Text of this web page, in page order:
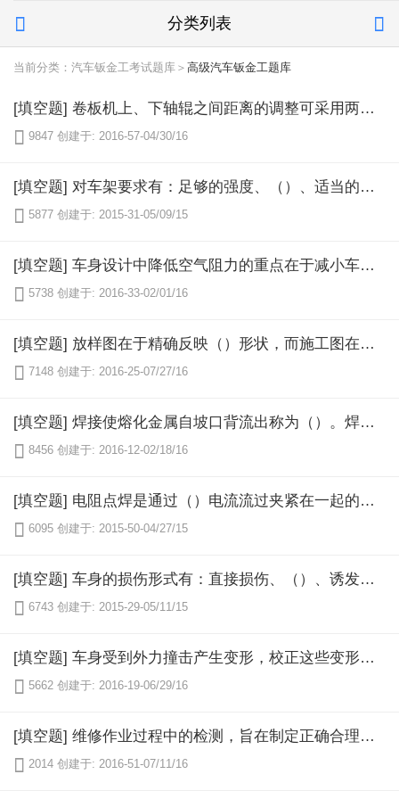
 分类列表 
当前分类：汽车钣金工考试题库＞ 高级汽车钣金工题库
[填空题] 卷板机上、下轴辊之间距离的调整可采用两种方法，即用（）调整和（）调整。
 9847 创建于: 2016-57-04/30/16
[填空题] 对车架要求有：足够的强度、（）、适当的扭转刚度和（）。
 5877 创建于: 2015-31-05/09/15
[填空题] 车身设计中降低空气阻力的重点在于减小车辆的（）和降低（）的空气阻力系数。
 5738 创建于: 2016-33-02/01/16
[填空题] 放样图在于精确反映（）形状，而施工图在于（）。
 7148 创建于: 2016-25-07/27/16
[填空题] 焊接使熔化金属自坡口背流出称为（）。焊接后在焊缝正面或背面形成焊缝表面比原金属表面凹进的现角称为（）。
 8456 创建于: 2016-12-02/18/16
[填空题] 电阻点焊是通过（）电流流过夹紧在一起的两块金属产生（），局部熔化并施加压力使之焊接在一起的焊接方法。
 6095 创建于: 2015-50-04/27/15
[填空题] 车身的损伤形式有：直接损伤、（）、诱发损伤和（）。
 6743 创建于: 2015-29-05/11/15
[填空题] 车身受到外力撞击产生变形，校正这些变形总是伴随着（）的过程，拉拔力的方向应与碰撞力的方向（）。
 5662 创建于: 2016-19-06/29/16
[填空题] 维修作业过程中的检测，旨在制定正确合理的维修方案和工艺文件，并对修复过程的（）进行有效的（）。
 2014 创建于: 2016-51-07/11/16